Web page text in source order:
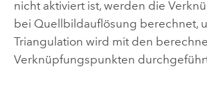
nicht aktiviert ist, werden die
bei Quellbildauflösung berechnet,
Triangulation wird mit den
Verknüpfungspunkten